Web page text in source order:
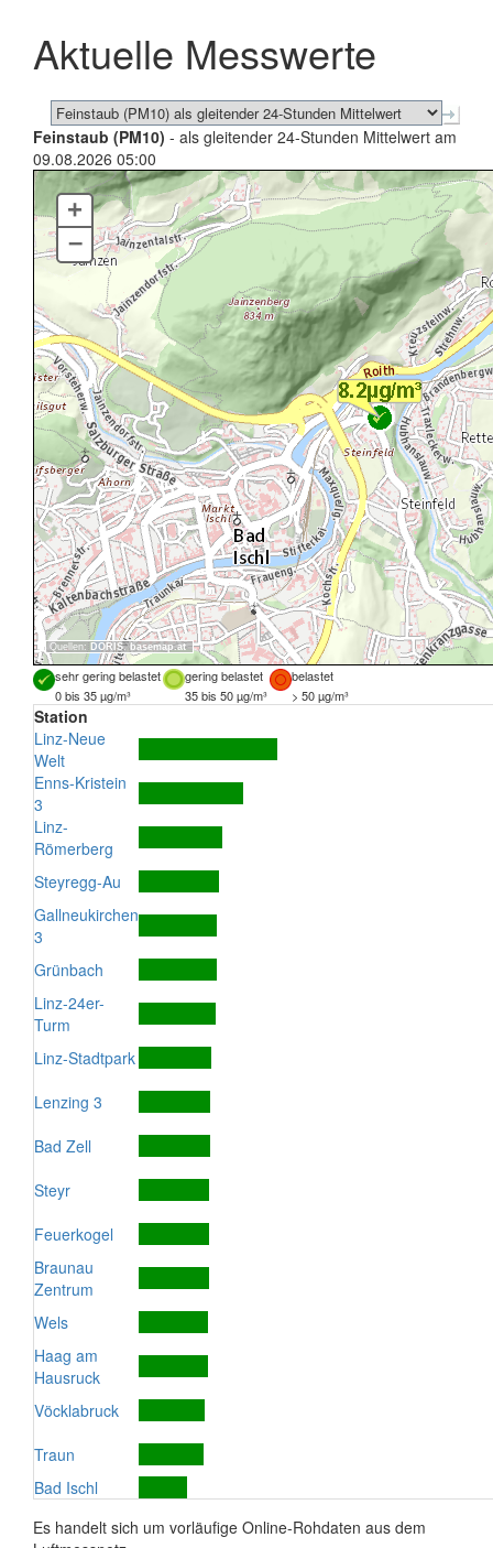
schließen
Aktuelle Messwerte
Feinstaub (PM10) - als gleitender 24-Stunden Mittelwert am
09.08.2026 05:00
Quellen: DORIS, basemap.at
+
–
sehr gering belastet gering belastet
belastet
0 bis 35 µg/m³
35 bis 50 µg/m³ > 50 µg/m³
Station
Linz-Neue
Welt
Enns-Kristein
3
Linz-
Römerberg
Steyregg-Au
Gallneukirchen
3
Grünbach
Linz-24er-
Turm
Linz-Stadtpark
Lenzing 3
Bad Zell
Steyr
Feuerkogel
Braunau
Zentrum
Wels
Haag am
Hausruck
Vöcklabruck
Traun
Bad Ischl
Es handelt sich um vorläufige Online-Rohdaten aus dem